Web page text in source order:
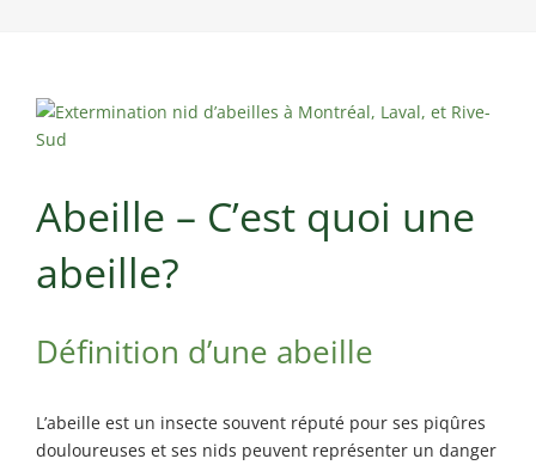
Maisonneuve
Exterminateur
Nord
Montréal-Est
Plateau-Mont-
Royal
Pointe-aux-
Trembles
Exterminateur
Varennes
Abeille – C’est quoi une
abeille?
Définition d’une abeille
L’abeille est un insecte souvent réputé pour ses piqûres
douloureuses et ses nids peuvent représenter un danger